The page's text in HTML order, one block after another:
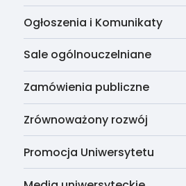
Ogłoszenia i Komunikaty
Sale ogólnouczelniane
Zamówienia publiczne
Zrównoważony rozwój
Promocja Uniwersytetu